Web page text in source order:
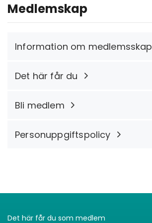
Medlemskap
Information om medlemsskap
Det här får du
Bli medlem
Personuppgiftspolicy
Det här får du som medlem